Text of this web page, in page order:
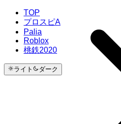
TOP
プロスピA
Palia
Roblox
桃鉄2020
ライト ダーク